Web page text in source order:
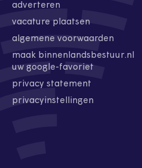
adverteren
vacature plaatsen
algemene voorwaarden
maak binnenlandsbestuur.nl
uw google-favoriet
privacy statement
privacyinstellingen